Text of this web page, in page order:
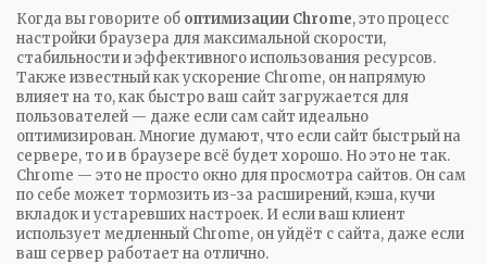
Когда вы говорите об оптимизации Chrome,это процесс
настройки браузера для максимальной скорости,
стабильности и эффективного использования ресурсов.
Также известный какускорение Chrome, он напрямую
влияет на то, как быстро ваш сайт загружается для
пользователей — даже если сам сайт идеально
оптимизирован.Многие думают, что если сайт быстрый на
сервере, то и в браузере всё будет хорошо. Но это не так.
Chrome — это не просто окно для просмотра сайтов. Он сам
по себе может тормозить из-за расширений, кэша, кучи
вкладок и устаревших настроек. И если ваш клиент
использует медленный Chrome, он уйдёт с сайта, даже если
ваш сервер работает на отлично.